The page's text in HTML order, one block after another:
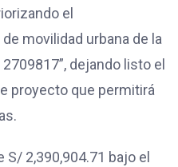
el
movilidad urbana de la
dejando listo el
proyecto que permitirá
2,390,904.71 bajo el